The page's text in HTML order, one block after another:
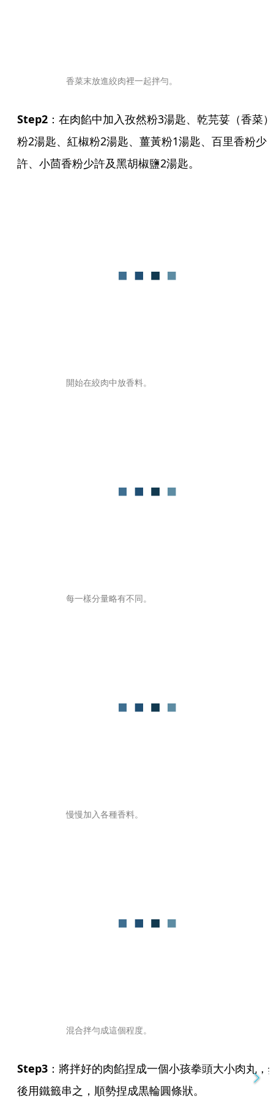
香菜末放進絞肉裡一起拌勻。
Step2 ：在肉餡中加入孜然粉3湯匙、乾芫荽（香菜）
粉2湯匙、紅椒粉2湯匙、薑黃粉1湯匙、百里香粉少
許、小茴香粉少許及黑胡椒鹽2湯匙。
開始在絞肉中放香料。
每一樣分量略有不同。
慢慢加入各種香料。
混合拌勻成這個程度。
Step3 ：將拌好的肉餡捏成一個小孩拳頭大小肉丸，
後用鐵籤串之，順勢捏成黒輪圓條狀。